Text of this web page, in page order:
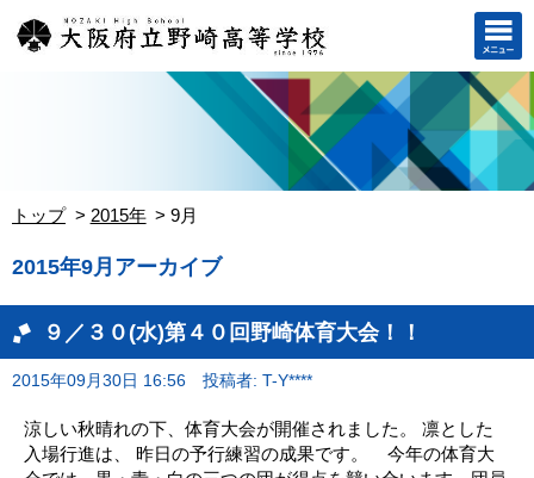
トップ 2015年 9月
2015年9月アーカイブ
９／３０(水)第４０回野崎体育大会！！
2015年09月30日 16:56 投稿者: T-Y****
涼しい秋晴れの下、体育大会が開催されました。 凛とした
入場行進は、 昨日の予行練習の成果です。 今年の体育大